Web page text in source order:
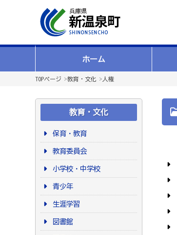
ホーム
TOPページ >教育・文化 > 人権
教育・文化
保育・教育
教育委員会
小学校・中学校
青少年
生涯学習
図書館